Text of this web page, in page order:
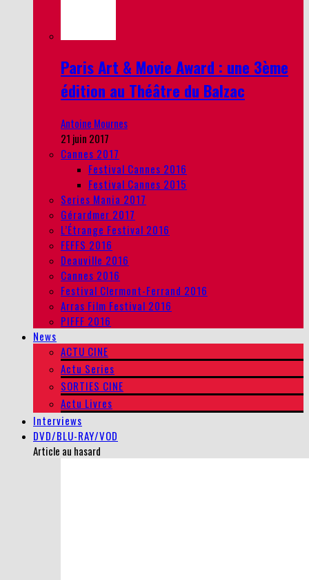
Paris Art & Movie Award : une 3ème
édition au Théâtre du Balzac
Antoine Mournes
21 juin 2017
Cannes 2017
Festival Cannes 2016
Festival Cannes 2015
Series Mania 2017
Gérardmer 2017
L’Étrange Festival 2016
FEFFS 2016
Deauville 2016
Cannes 2016
Festival Clermont-Ferrand 2016
Arras Film Festival 2016
PIFFF 2016
News
ACTU CINE
Actu Series
SORTIES CINE
Actu Livres
Interviews
DVD/BLU-RAY/VOD
Article au hasard